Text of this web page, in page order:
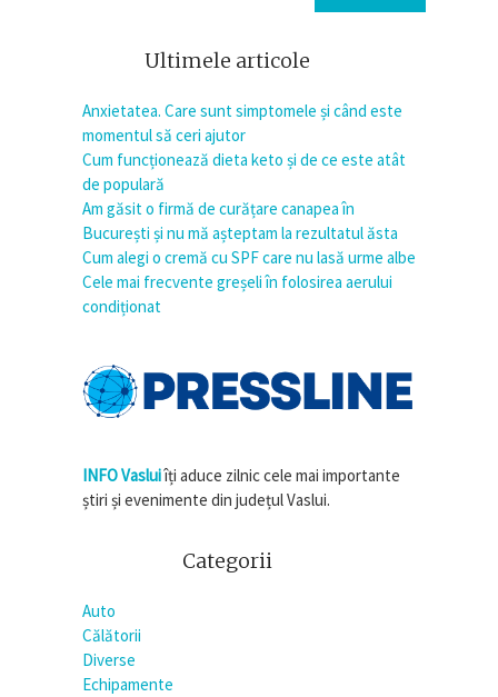
Ultimele articole
Anxietatea. Care sunt simptomele și când este
momentul să ceri ajutor
Cum funcționează dieta keto și de ce este atât
de populară
Am găsit o firmă de curățare canapea în
București și nu mă așteptam la rezultatul ăsta
Cum alegi o cremă cu SPF care nu lasă urme albe
Cele mai frecvente greșeli în folosirea aerului
condiționat
INFO Vasluiîți aduce zilnic cele mai importante
știri și evenimente din județul Vaslui.
Categorii
Auto
Călătorii
Diverse
Echipamente